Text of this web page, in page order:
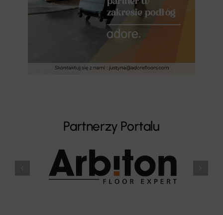
Partnerzy Portalu